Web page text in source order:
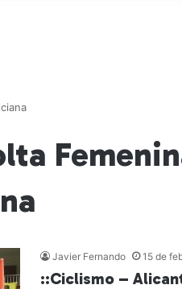
Javier Fernando 15 de
::Ciclismo –